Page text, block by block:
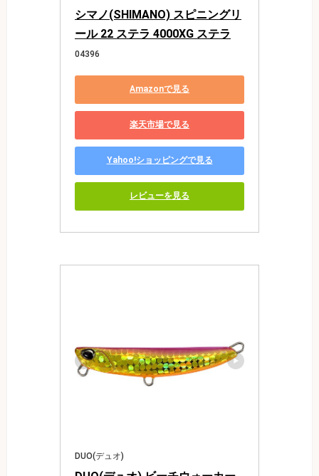
シマノ(SHIMANO) スピニングリ
ール 22 ステラ 4000XG ステラ
04396
Amazonで見る
楽天市場で見る
Yahoo!ショッピングで見る
レビューを見る
DUO(デュオ)